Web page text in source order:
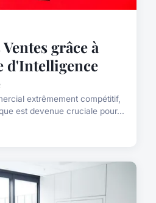
grâce à
d'Intelligence
extrêmement compétitif,
est devenue cruciale pour...